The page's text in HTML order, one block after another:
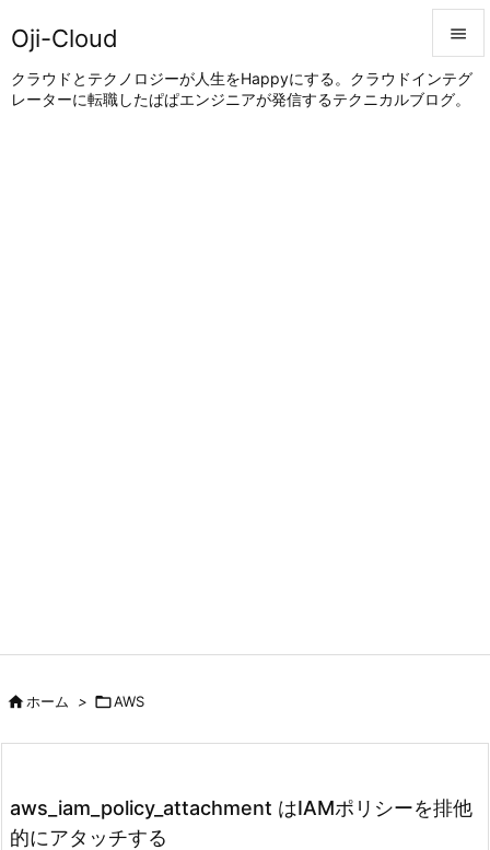
Oji-Cloud
クラウドとテクノロジーが人生をHappyにする。クラウドインテグ
レーターに転職したぱぱエンジニアが発信するテクニカルブログ。


メニュ
ホーム > AWS
aws_iam_policy_attachment はIAMポリシーを排他
的にアタッチする